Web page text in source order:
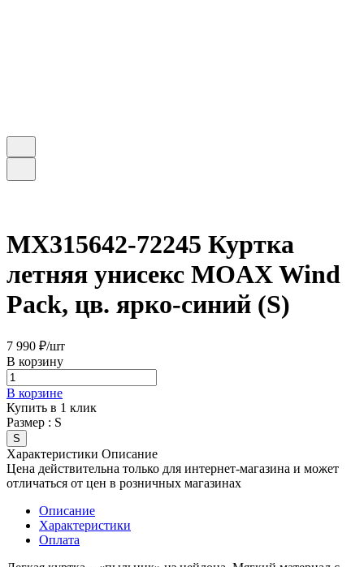
MX315642-72245 Куртка
летняя унисекс MOAX Wind
Pack, цв. ярко-синий (S)
7 990 ₽/шт
В корзину
В корзине
Купить в 1 клик
Размер : S
S
Характеристики Описание
Цена действительна только для интернет-магазина и может
отличаться от цен в розничных магазинах
Описание
Характеристики
Оплата